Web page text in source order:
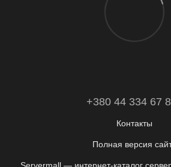
+380 44 334 67
Контакты
Полная версия